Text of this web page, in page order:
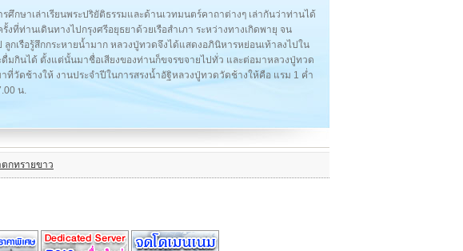
กษาเล่าเรียนพระปริยัติธรรมและด้านเวทมนตร์คาถาต่างๆ เล่ากันว่าท่านได้
ที่ท่านเดินทางไปกรุงศรีอยุธยาด้วยเรือสำเภา ระหว่างทางเกิดพายุ จน
กเรือรู้สึกกระหายน้ำมาก หลวงปู่ทวดจึงได้แสดงอภินิหารหย่อนเท้าลงไปใน
มกินได้ ตั้งแต่นั้นมาชื่อเสียงของท่านก็ขจรขจายไปทั่ว และต่อมาหลวงปู่ทวด
วัดช้างให้ งานประจำปีในการสรงน้ำอัฐิหลวงปู่ทวดวัดช้างให้คือ แรม 1 ค่ำ
น.
กทรายขาว